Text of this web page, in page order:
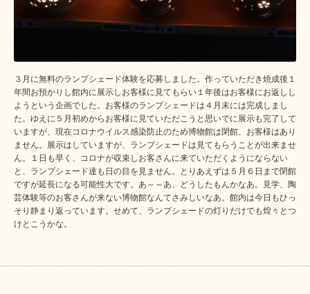
３月に無料のランプシェード体験を応募しました。作っていただき焼成後１
年間お預かりし館内に展示しお客様に見てもらい１年後はお客様にお返しし
ようという企画でした。お客様のランプシェードは４月末には完成しまし
た。ゆえに５月初めからお客様に見ていただこうと思いでに展示も完了して
いますが、現在コロナウイルス感染防止のため博物館は閉館、お客様はあり
ません。展示はしていますが、ランプシェードは見てもらうことが出来ませ
ん。１日も早く、コロナが収束しお客さんに来ていただくようにならない
と、ランプシェード達も日の目を見ません。とりあえずは５月６日まで閉館
ですが延長になる可能性大です。あ～～あ、どうしたもんかなあ。見学、陶
芸体験等のお客さんが来ない博物館なんてさみしいなあ。館内は今日もひっ
そり静まり返っています。せめて、ランプシェードの灯りだけでも煌々とつ
けとこうかな。